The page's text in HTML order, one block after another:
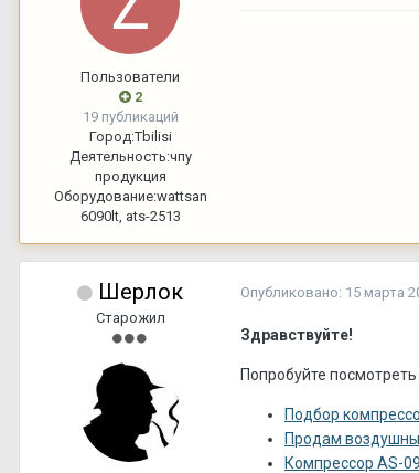
Пользователи
2
19 публикаций
Город:Tbilisi
Деятельность:чпу
продукция
Оборудование:wattsan
6090lt, ats-2513
Шерлок
Старожил
Опубликовано: 15 марта
Здравствуйте!
Попробуйте посмотреть
Подбор
Продам
Компрессор AS-